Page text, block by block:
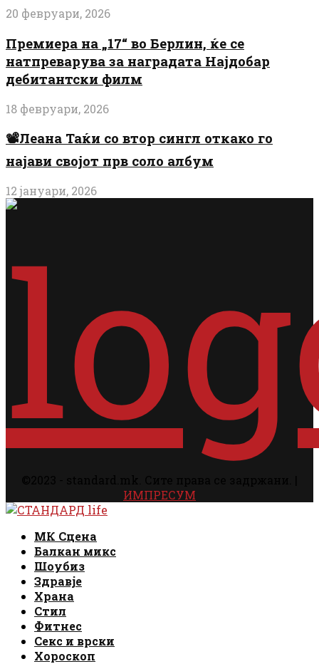
20 февруари, 2026
Премиера на „17“ во Берлин, ќе се
натпреварува за наградата Најдобар
дебитантски филм
18 февруари, 2026
📽️Леана Таќи со втор сингл откако го
најави својот прв соло албум
12 јануари, 2026
ИМПРЕСУМ
Facebook
Instagram
Email
Rss
МК Сцена
Балкан микс
Шоубиз
Здравје
Храна
Стил
Фитнес
Секс и врски
Хороскоп